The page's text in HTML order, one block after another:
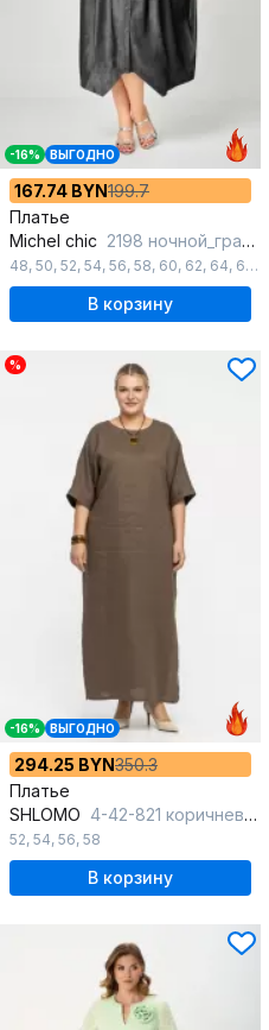
-16% ВЫГОДНО
167.74 BYN199.7
Платье
Michel chic 2198 ночной_графит
48, 50, 52, 54, 56, 58, 60, 62, 64, 66 ,
В корзину
%
-16% ВЫГОДНО
294.25 BYN350.3
Платье
SHLOMO 4-42-821 коричневый
52, 54, 56, 58
В корзину